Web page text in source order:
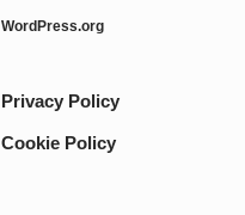
WordPress.org
Privacy Policy
Cookie Policy